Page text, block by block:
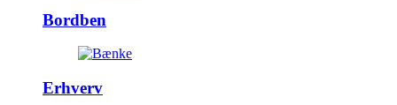
Bordben
Erhverv